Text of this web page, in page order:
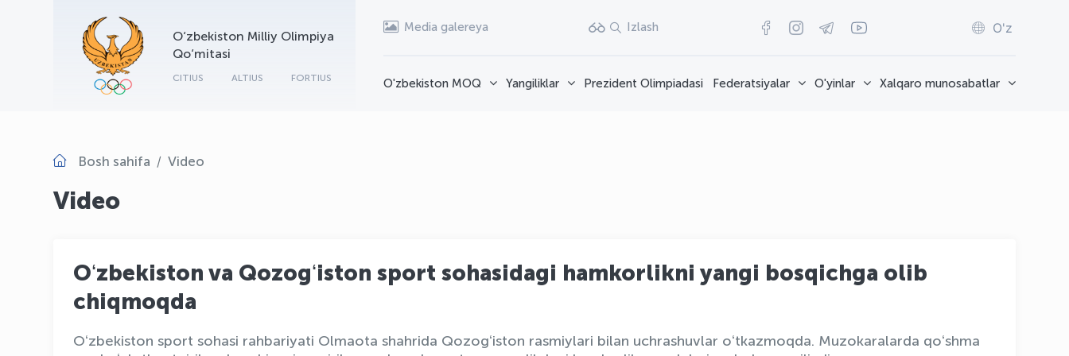
O‘zbekiston Milliy Olimpiya
Qo‘mitasi
CITIUS ALTIUS FORTIUS
Media galereya Izlash O'z
O'zbekiston MOQ Yangiliklar Prezident Olimpiadasi Federatsiyalar O'yinlar Xalqaro munosabatlar
Bosh sahifa Video
Video
Oʻzbekiston va Qozogʻiston sport sohasidagi hamkorlikni yangi bosqichga olib
chiqmoqda
Oʻzbekiston sport sohasi rahbariyati Olmaota shahrida Qozogʻiston rasmiylari bilan uchrashuvlar oʻtkazmoqda. Muzokaralarda qoʻshma